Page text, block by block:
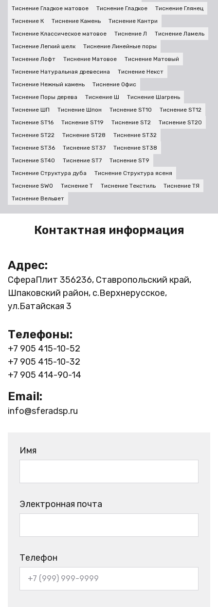
Тиснение Гладкое матовое
Тиснение Гладкое
Тиснение Глянец
Тиснение К
Тиснение Камень
Тиснение Кантри
Тиснение Классическое матовое
Тиснение Л
Тиснение Ламель
Тиснение Легкий шелк
Тиснение Линейные поры
Тиснение Лофт
Тиснение Матовое
Тиснение Матовый
Тиснение Натуральная древесина
Тиснение Некст
Тиснение Нежный камень
Тиснение Офис
Тиснение Поры дерева
Тиснение Ш
Тиснение Шагрень
Тиснение ШП
Тиснение Шпон Тиснение ST10
Тиснение ST12
Тиснение ST16
Тиснение ST19 Тиснение ST2
Тиснение ST20
Тиснение ST22
Тиснение ST28
Тиснение ST32
Тиснение ST36
Тиснение ST37
Тиснение ST38
Тиснение ST40
Тиснение ST7
Тиснение ST9
Тиснение Структура дуба
Тиснение Структура ясеня
Тиснение SWO
Тиснение Т Тиснение Текстиль
Тиснение ТЯ
Тиснение Вельвет
Контактная информация
Адрес:
СфераПлит 356236, Ставропольский край,
Шпаковский район, с.Верхнерусское,
ул.Батайская 3
Телефоны:
+7 905 415-10-52
+7 905 415-10-32
+7 905 414-90-14
Email:
info@sferadsp.ru
Имя
Электронная почта
Телефон